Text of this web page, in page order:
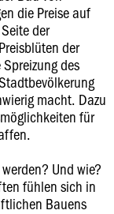
die Preise auf
der
der
des
macht. Dazu
für
Und wie?
fühlen sich in
Bauens